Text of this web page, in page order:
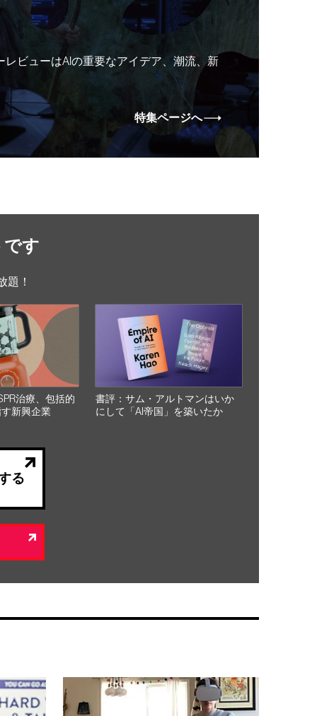
ビューはAIの重要なアイデア、潮流、新
特集ページへ
す
題！
治療、包括的
新興企業
書評：サム・アルトマンはいか
にして「AI帝国」を築いたか
る